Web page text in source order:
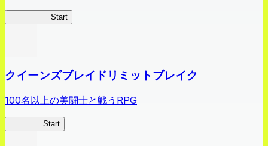
Start
クイーンズブレイドリミットブレイク
100名以上の美闘士と戦うRPG
Start